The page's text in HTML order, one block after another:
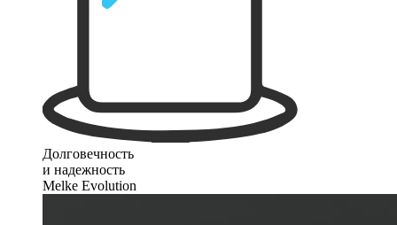
Долговечность
и надежность
Melke Evolution